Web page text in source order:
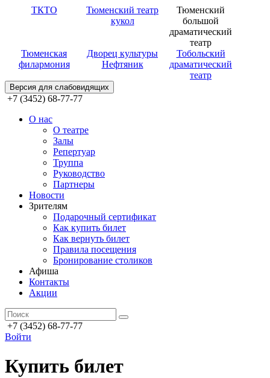
ТКТО
Тюменский театр
кукол
Тюменский
большой
драматический
театр
Тюменская
филармония
Дворец культуры
Нефтяник
Тобольский
драматический
театр
Версия для слабовидящих
+7 (3452) 68-77-77
О нас
О театре
Залы
Репертуар
Труппа
Руководство
Партнеры
Новости
Зрителям
Подарочный сертификат
Как купить билет
Как вернуть билет
Правила посещения
Бронирование столиков
Афиша
Контакты
Акции
+7 (3452) 68-77-77
Войти
Купить билет